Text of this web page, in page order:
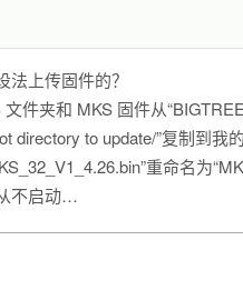
法上传固件的？
件夹和 MKS 固件从
directory to update/”复制到
重命名为
不启动…